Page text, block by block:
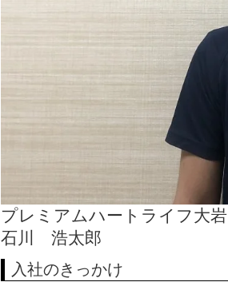
プレミアムハートライフ大岩
石川 浩太郎
入社のきっかけ